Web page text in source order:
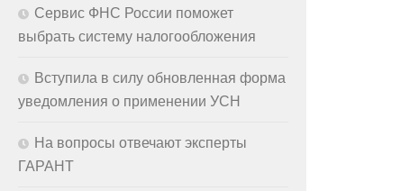
Сервис ФНС России поможет
выбрать систему налогообложения
Вступила в силу обновленная форма
уведомления о применении УСН
На вопросы отвечают эксперты
ГАРАНТ